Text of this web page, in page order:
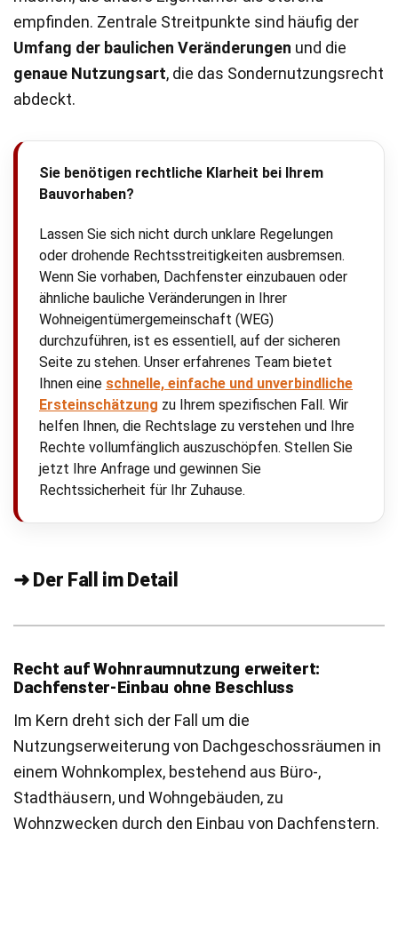
empfinden. Zentrale Streitpunkte sind häufig der
Umfang der baulichen Veränderungen und die
genaue Nutzungsart, die das Sondernutzungsrecht
abdeckt.
Sie benötigen rechtliche Klarheit bei Ihrem
Bauvorhaben?
Lassen Sie sich nicht durch unklare Regelungen
oder drohende Rechtsstreitigkeiten ausbremsen.
Wenn Sie vorhaben, Dachfenster einzubauen oder
ähnliche bauliche Veränderungen in Ihrer
Wohneigentümergemeinschaft (WEG)
durchzuführen, ist es essentiell, auf der sicheren
Seite zu stehen. Unser erfahrenes Team bietet
Ihnen eine schnelle, einfache und unverbindliche
Ersteinschätzung zu Ihrem spezifischen Fall. Wir
helfen Ihnen, die Rechtslage zu verstehen und Ihre
Rechte vollumfänglich auszuschöpfen. Stellen Sie
jetzt Ihre Anfrage und gewinnen Sie
Rechtssicherheit für Ihr Zuhause.
➜ Der Fall im Detail
Recht auf Wohnraumnutzung erweitert:
Dachfenster-Einbau ohne Beschluss
Im Kern dreht sich der Fall um die
Nutzungserweiterung von Dachgeschossräumen in
einem Wohnkomplex, bestehend aus Büro-,
Stadthäusern, und Wohngebäuden, zu
Wohnzwecken durch den Einbau von Dachfenstern.